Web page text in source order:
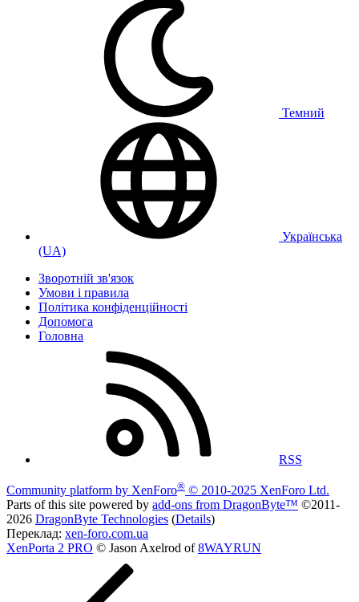
Темний
Українська
(UA)
Зворотній зв'язок
Умови і правила
Політика конфіденційності
Дoпoмoга
Головна
RSS
Community platform by XenForo® © 2010-2025 XenForo Ltd.
Parts of this site powered by add-ons from DragonByte™ ©2011-
2026 DragonByte Technologies (Details)
Переклад: xen-foro.com.ua
XenPorta 2 PRO © Jason Axelrod of8WAYRUN